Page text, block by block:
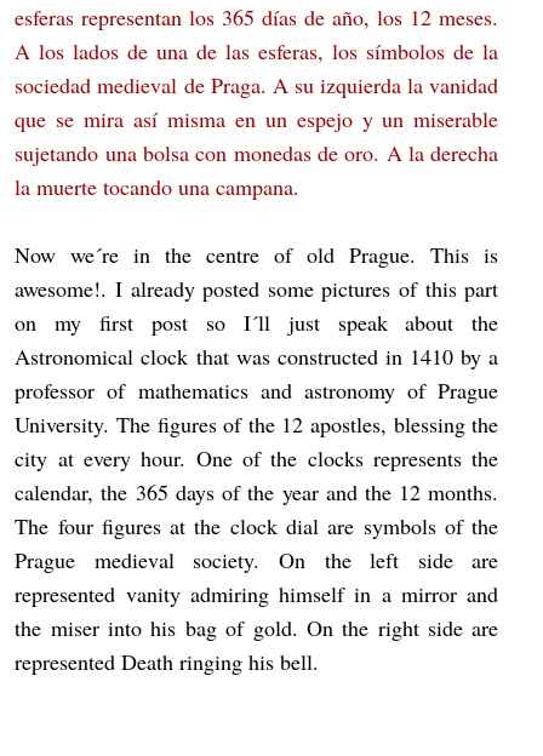
esferas representan los 365 días de año, los 12 meses.
A los lados de una de las esferas, los símbolos de la
sociedad medieval de Praga. A su izquierda la vanidad
que se mira así misma en un espejo y un miserable
sujetando una bolsa con monedas de oro. A la derecha
la muerte tocando una campana.
Now we´re in the centre of old Prague. This is
awesome!. I already posted some pictures of this part
on my first post so I´ll just speak about the
Astronomical clock that was constructed in 1410 by a
professor of mathematics and astronomy of Prague
University. The figures of the 12 apostles, blessing the
city at every hour. One of the clocks represents the
calendar, the 365 days of the year and the 12 months.
The four figures at the clock dial are symbols of the
Prague medieval society. On the left side are
represented vanity admiring himself in a mirror and
the miser into his bag of gold. On the right side are
represented Death ringing his bell.